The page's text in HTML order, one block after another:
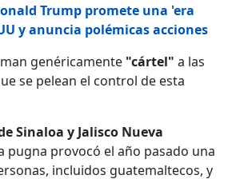
Trump promete una 'era
y anuncia polémicas acciones
genéricamente "cártel" a las
se pelean el control de esta
Sinaloa y Jalisco Nueva
pugna provocó el año pasado una
incluidos guatemaltecos, y